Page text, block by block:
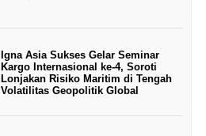
Igna Asia Sukses Gelar Seminar
Kargo Internasional ke-4, Soroti
Lonjakan Risiko Maritim di Tengah
Volatilitas Geopolitik Global